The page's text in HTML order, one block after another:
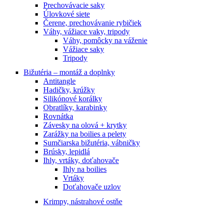
Prechovávacie saky
Úlovkové siete
Čerene, prechovávanie rybičiek
Váhy, vážiace vaky, tripody
Váhy, pomôcky na váženie
Vážiace saky
Tripody
Bižutéria – montáž a doplnky
Antitangle
Hadičky, krúžky
Silikónové korálky
Obratlíky, karabinky
Rovnátka
Závesky na olová + krytky
Zarážky na boilies a pelety
Sumčiarska bižutéria, vábničky
Brúsky, lepidlá
Ihly, vrtáky, doťahovače
Ihly na boilies
Vrtáky
Doťahovače uzlov
Krimpy, nástrahové ostňe